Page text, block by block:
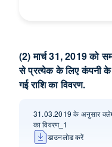
(2) मार्च 31, 2019 को
से प्रत्येक के लिए कंपनी
गई राशि का विवरण.
31.03.2019 के अनुसार क्लेम
का विवरण_1
डाउनलोड करें